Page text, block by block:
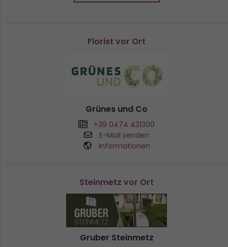
Florist vor Ort
Grünes und Co
+39 0474 431300
E-Mail senden
Informationen
Steinmetz vor Ort
Gruber Steinmetz